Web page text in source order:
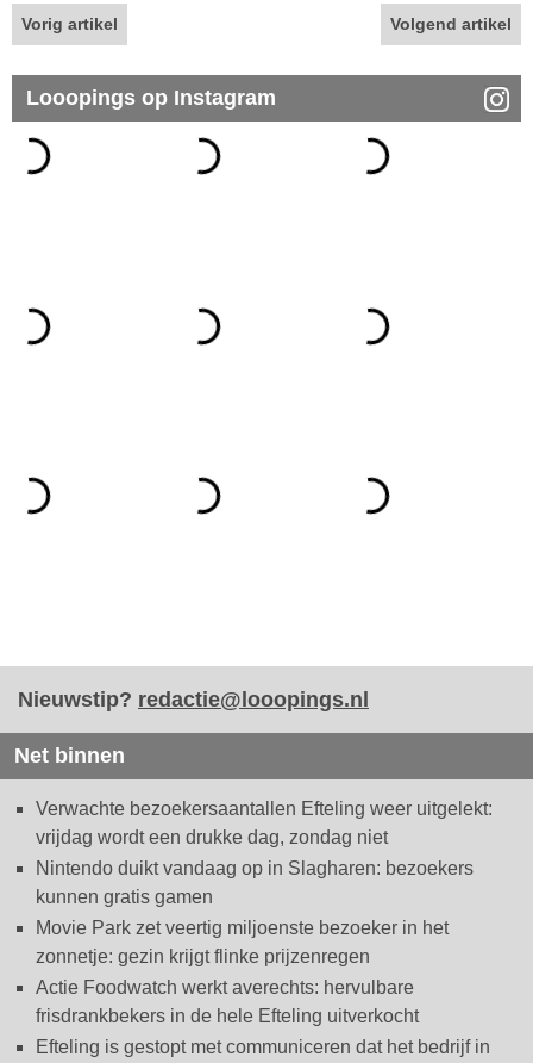
Vorig artikel Volgend artikel
Looopings op Instagram
Nieuwstip? redactie@looopings.nl
Net binnen
Verwachte bezoekersaantallen Efteling weer uitgelekt:
vrijdag wordt een drukke dag, zondag niet
Nintendo duikt vandaag op in Slagharen: bezoekers
kunnen gratis gamen
Movie Park zet veertig miljoenste bezoeker in het
zonnetje: gezin krijgt flinke prijzenregen
Actie Foodwatch werkt averechts: hervulbare
frisdrankbekers in de hele Efteling uitverkocht
Efteling is gestopt met communiceren dat het bedrijf in